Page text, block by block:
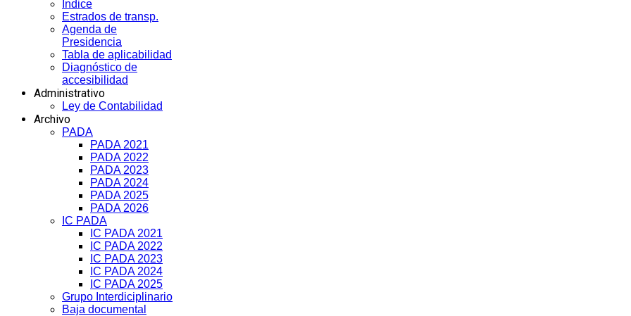
Indice
Estrados de transp.
Agenda de
Presidencia
Tabla de aplicabilidad
Diagnóstico de
accesibilidad
Administrativo
Ley de Contabilidad
Archivo
PADA
PADA 2021
PADA 2022
PADA 2023
PADA 2024
PADA 2025
PADA 2026
IC PADA
IC PADA 2021
IC PADA 2022
IC PADA 2023
IC PADA 2024
IC PADA 2025
Grupo Interdiciplinario
Baja documental